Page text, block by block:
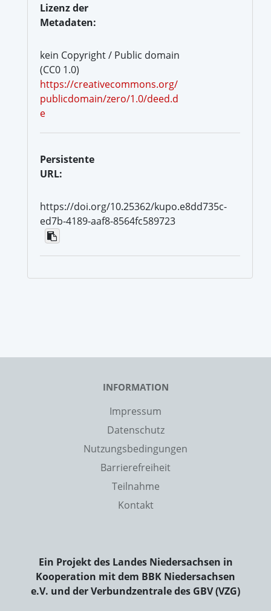
Lizenz der
Metadaten:
kein Copyright / Public domain
(CC0 1.0)
https://creativecommons.org/
publicdomain/zero/1.0/deed.d
e
Persistente
URL:
https://doi.org/10.25362/kupo.e8dd735c-
ed7b-4189-aaf8-8564fc589723
INFORMATION
Impressum
Datenschutz
Nutzungsbedingungen
Barrierefreiheit
Teilnahme
Kontakt
Ein Projekt des Landes Niedersachsen in
Kooperation mit dem BBK Niedersachsen
e.V. und der Verbundzentrale des GBV (VZG)